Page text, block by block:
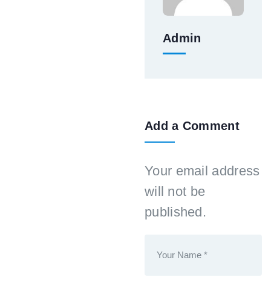
Admin
Add a Comment
Your email address
will not be
published.